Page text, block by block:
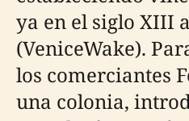
ya en el siglo XIII
(VeniceWake).
los comerciantes
una colonia,